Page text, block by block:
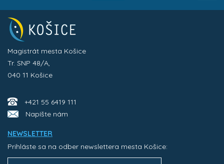
Magistrát mesta Košice
Tr. SNP 48/A,
040 11 Košice
+421 55 6419 111
Napíšte nám
NEWSLETTER
Prihláste sa na odber newslettera mesta Košice: